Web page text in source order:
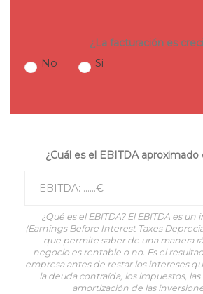
¿La facturación es
No Si
¿Cuál es el EBITDA
¿Qué es el EBITDA? El EBITDA es
(Earnings Before Interest Taxes
que permite saber de una manera
negocio es rentable o no. Es el
empresa antes de restar los intereses
la deuda contraída, los impuestos,
amortización de las